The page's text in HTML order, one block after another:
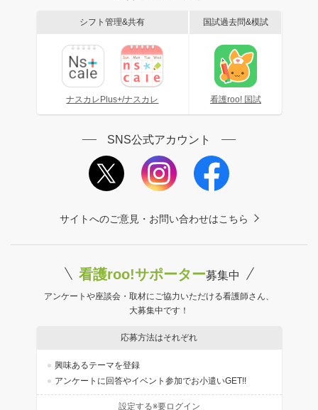
シフト管理&共有
ナスカレPlus+/ナスカレ
国試過去問&模試
看護roo! 国試
SNS公式アカウント
サイトへのご意見・お問い合わせはこちら
看護roo!サポーター募集中
アンケートや座談会・取材にご協力いただける看護師さん、
大募集中です！
応募方法はそれぞれ
興味あるテーマを登録
アンケートに回答やイベント参加でお小遣いGET!!
設定する※要ログイン